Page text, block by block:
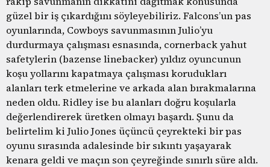
güzel bir iş çıkardığını söyleyebiliriz. Falcons’un pas
oyunlarında, Cowboys savunmasının Julio’yu
durdurmaya çalışması esnasında, cornerback yahut
safetylerin (bazense linebacker) yıldız oyuncunun
koşu yollarını kapatmaya çalışması korudukları
alanları terk etmelerine ve arkada alan bırakmalarına
neden oldu. Ridley ise bu alanları doğru koşularla
değerlendirerek üretken olmayı başardı. Şunu da
belirtelim ki Julio Jones üçüncü çeyrekteki bir pas
oyunu sırasında adalesinde bir sıkıntı yaşayarak
kenara geldi ve maçın son çeyreğinde sınırlı süre aldı.